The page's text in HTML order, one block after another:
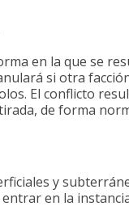
en la que se
si otra
El conflicto
de forma
y
en la